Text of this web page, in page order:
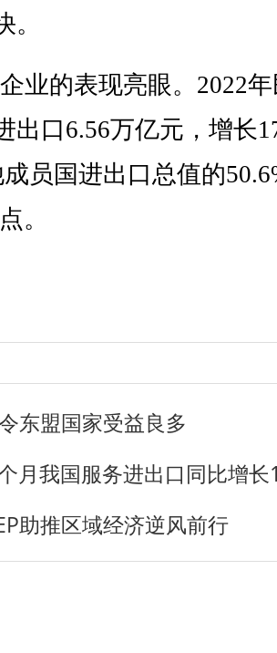
业的表现亮眼。2022
出口6.56万亿元，增长
成员国进出口总值的
。
东盟国家受益良多
月我国服务进出口同比增长
助推区域经济逆风前行